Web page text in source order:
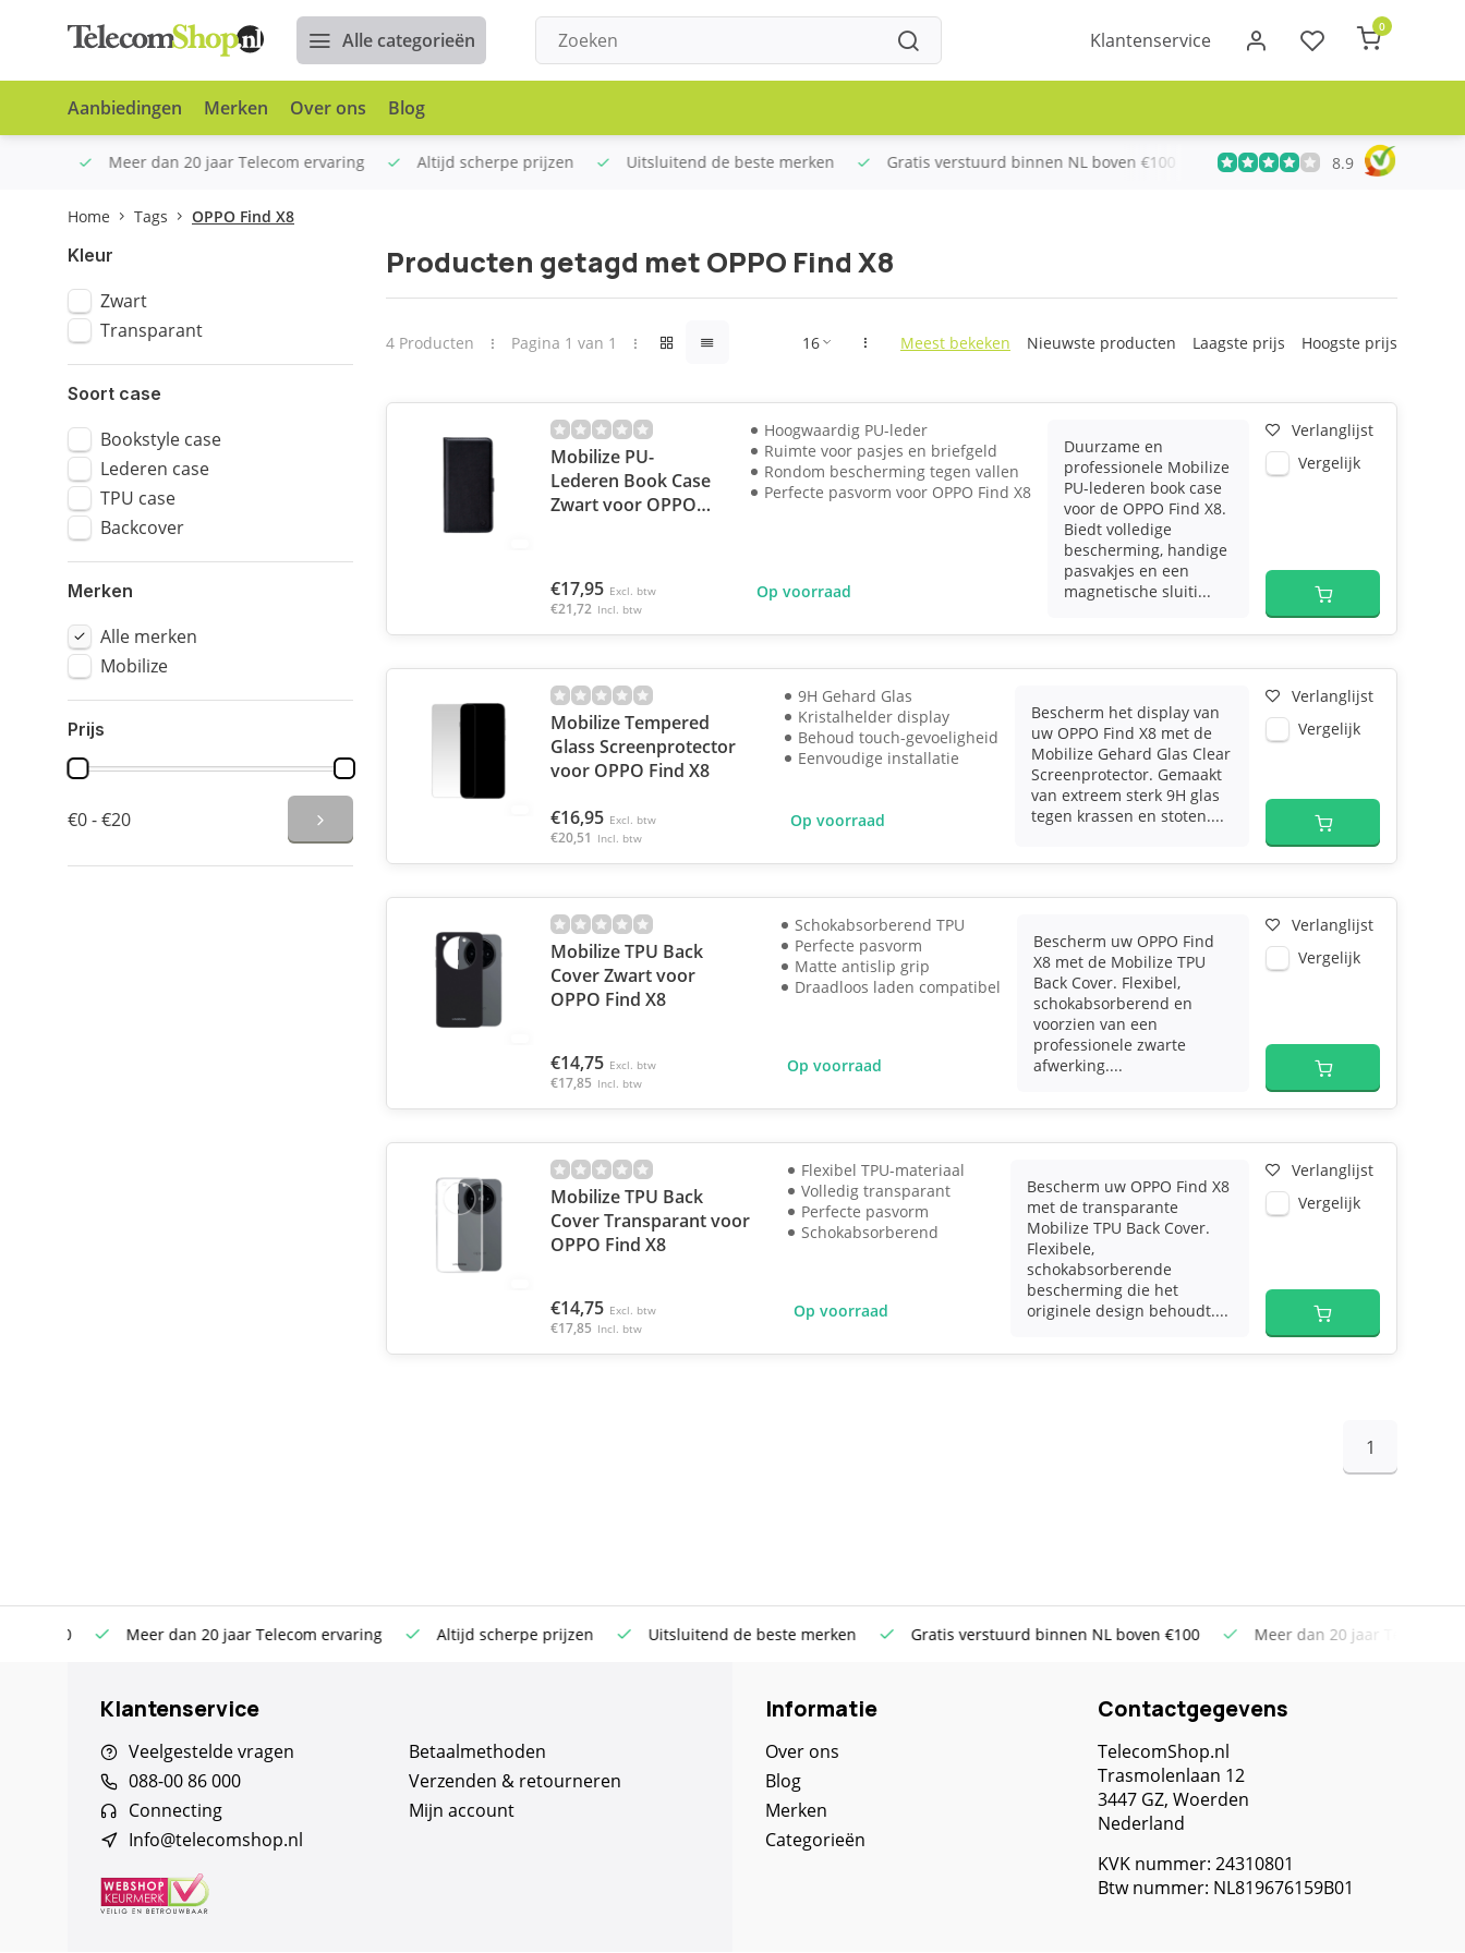
Alle categorieën Klantenservice
0
Aanbiedingen Merken Over ons Blog
Meer dan 20 jaar Telecom ervaring Altijd scherpe prijzen Uitsluitend de beste merken Gratis verstuurd binnen NL boven €100 Meer dan 20 jaar Telecom
8.9
Home Tags OPPO Find X8
Kleur
Zwart
Transparant
Soort case
Bookstyle case
Lederen case
TPU case
Backcover
Merken
Alle merken
Mobilize
Prijs
€0 - €20
Producten getagd met OPPO Find X8
4 Producten Pagina 1 van 1 Meest bekeken Nieuwste producten Laagste prijs Hoogste prijs
Mobilize PU-
Lederen Book Case
Zwart voor OPPO
€17,95 Excl. btw
€21,72 Incl. btw
Hoogwaardig PU-leder
Ruimte voor pasjes en briefgeld
Rondom bescherming tegen vallen
Perfecte pasvorm voor OPPO Find X8
Op voorraad
Duurzame en
professionele Mobilize
PU-lederen book case
voor de OPPO Find X8.
Biedt volledige
bescherming, handige
pasvakjes en een
magnetische sluiti...
Verlanglijst
Vergelijk
Mobilize Tempered
Glass Screenprotector
voor OPPO Find X8
€16,95 Excl. btw
€20,51 Incl. btw
9H Gehard Glas
Kristalhelder display
Behoud touch-gevoeligheid
Eenvoudige installatie
Op voorraad
Bescherm het display van
uw OPPO Find X8 met de
Mobilize Gehard Glas Clear
Screenprotector. Gemaakt
van extreem sterk 9H glas
tegen krassen en stoten....
Verlanglijst
Vergelijk
Mobilize TPU Back
Cover Zwart voor
OPPO Find X8
€14,75 Excl. btw
€17,85 Incl. btw
Schokabsorberend TPU
Perfecte pasvorm
Matte antislip grip
Draadloos laden compatibel
Op voorraad
Bescherm uw OPPO Find
X8 met de Mobilize TPU
Back Cover. Flexibel,
schokabsorberend en
voorzien van een
professionele zwarte
afwerking....
Verlanglijst
Vergelijk
Mobilize TPU Back
Cover Transparant voor
OPPO Find X8
€14,75 Excl. btw
€17,85 Incl. btw
Flexibel TPU-materiaal
Volledig transparant
Perfecte pasvorm
Schokabsorberend
Op voorraad
Bescherm uw OPPO Find X8
met de transparante
Mobilize TPU Back Cover.
Flexibele,
schokabsorberende
bescherming die het
originele design behoudt....
Verlanglijst
Vergelijk
1
Meer dan 20 jaar Telecom ervaring Altijd scherpe prijzen Uitsluitend de beste merken Gratis verstuurd binnen NL boven €100 Meer dan 20 jaar Telecom
Klantenservice
Veelgestelde vragen
088-00 86 000
Connecting
Info@telecomshop.nl
Betaalmethoden
Verzenden & retourneren
Mijn account
Informatie
Over ons
Blog
Merken
Categorieën
Contactgegevens
TelecomShop.nl
Trasmolenlaan 12
3447 GZ, Woerden
Nederland
KVK nummer: 24310801
Btw nummer: NL819676159B01